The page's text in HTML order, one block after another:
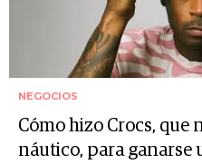
NEGOCIOS
Cómo hizo Crocs, que
náutico, para ganarse